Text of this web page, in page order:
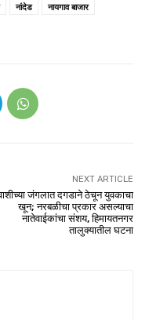
नांदेड
नायगाव बाजार
NEXT ARTICLE
जंगलात दगडाने ठेचून युवकाचा
खून; नरबळीचा प्रकार असल्याचा
नातेवाईकांचा संशय, हिमायतनगर
तालुक्यातील घटना